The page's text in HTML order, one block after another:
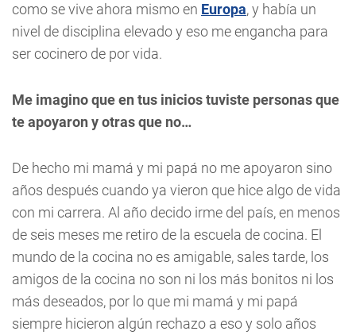
como se vive ahora mismo en Europa, y había un
nivel de disciplina elevado y eso me engancha para
ser cocinero de por vida.
Me imagino que en tus inicios tuviste personas que
te apoyaron y otras que no…
De hecho mi mamá y mi papá no me apoyaron sino
años después cuando ya vieron que hice algo de vida
con mi carrera. Al año decido irme del país, en menos
de seis meses me retiro de la escuela de cocina. El
mundo de la cocina no es amigable, sales tarde, los
amigos de la cocina no son ni los más bonitos ni los
más deseados, por lo que mi mamá y mi papá
siempre hicieron algún rechazo a eso y solo años